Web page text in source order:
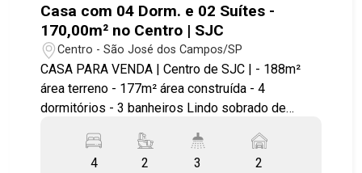
Casa com 04 Dorm. e 02 Suítes -
170,00m² no Centro | SJC
Centro - São José dos Campos/SP
CASA PARA VENDA | Centro de SJC | - 188m²
área terreno - 177m² área construída - 4
dormitórios - 3 banheiros Lindo sobrado de
suítes - banheiro social - sala para 2 ambientes -
mezanino - hall de entrada - cozinha - área de
4 2 3 2